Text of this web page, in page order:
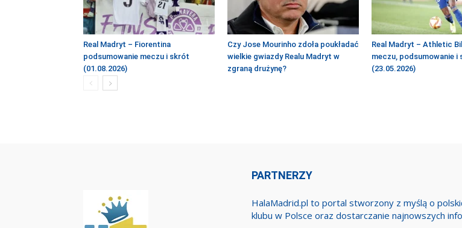
Real Madryt – Fiorentina
podsumowanie meczu i skrót
(01.08.2026)
Czy Jose Mourinho zdoła poukładać
wielkie gwiazdy Realu Madryt w
zgraną drużynę?
Real Madryt – Athletic
meczu, podsumowanie
(23.05.2026)
PARTNERZY
HalaMadrid.pl to portal stworzony z myślą o
klubu w Polsce oraz dostarczanie najnowszych